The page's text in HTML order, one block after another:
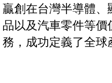
贏創在台灣半導體
品以及汽車零件等
務，成功定義了全球